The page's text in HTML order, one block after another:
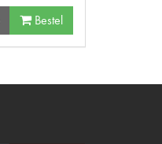
Bestel